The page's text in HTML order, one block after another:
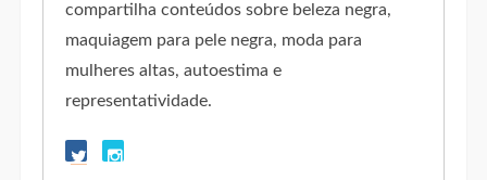
compartilha conteúdos sobre beleza negra,
maquiagem para pele negra, moda para
mulheres altas, autoestima e
representatividade.